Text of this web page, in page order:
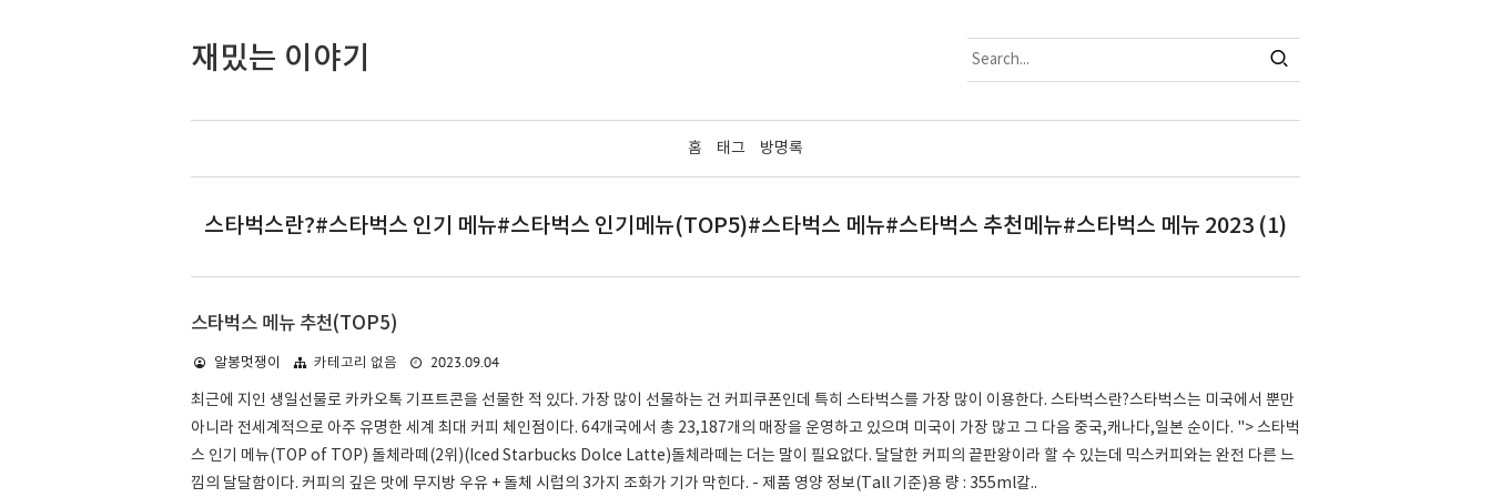
재밌는 이야기
홈 태그 방명록
스타벅스란?#스타벅스 인기 메뉴#스타벅스 인기메뉴(TOP5)#스타벅스 메뉴#스타벅스 추천메뉴#스타벅스 메뉴 2023 (1)
스타벅스 메뉴 추천(TOP5)
알봉멋쟁이 카테고리 없음 2023.09.04
최근에 지인 생일선물로 카카오톡 기프트콘을 선물한 적 있다. 가장 많이 선물하는 건 커피쿠폰인데 특히 스타벅스를 가장 많이 이용한다. 스타벅스란?스타벅스는 미국에서 뿐만
아니라 전세계적으로 아주 유명한 세계 최대 커피 체인점이다. 64개국에서 총 23,187개의 매장을 운영하고 있으며 미국이 가장 많고 그 다음 중국,캐나다,일본 순이다. "> 스타벅
스 인기 메뉴(TOP of TOP) 돌체라떼(2위)(Iced Starbucks Dolce Latte)돌체라떼는 더는 말이 필요없다. 달달한 커피의 끝판왕이라 할 수 있는데 믹스커피와는 완전 다른 느
낌의 달달함이다. 커피의 깊은 맛에 무지방 우유 + 돌체 시럽의 3가지 조화가 기가 막힌다. - 제품 영양 정보(Tall 기준)용 량 : 355ml칼..